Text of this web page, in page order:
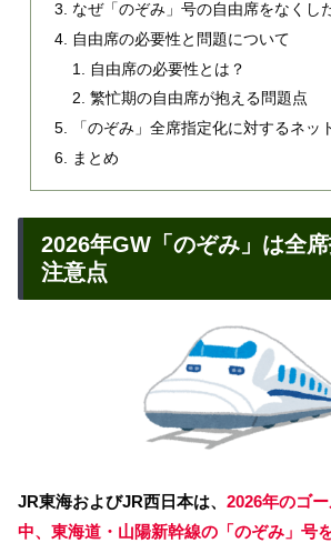
なぜ「のぞみ」号の自由席をなくし
自由席の必要性と問題について
自由席の必要性とは？
繁忙期の自由席が抱える問題点
「のぞみ」全席指定化に対するネッ
まとめ
2026年GW「のぞみ」は全
注意点
JR東海およびJR西日本は、 2026年のゴ
中、東海道・山陽新幹線の「のぞみ」号